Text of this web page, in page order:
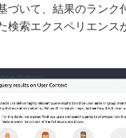
づいて、結果のランク
検索エクスペリエンス